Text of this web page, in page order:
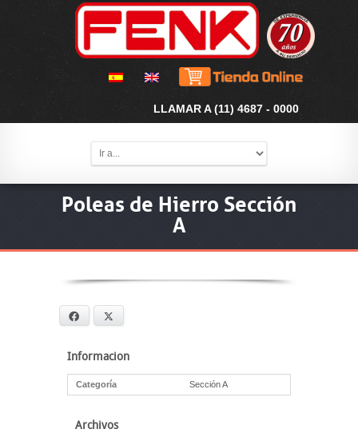
LLAMAR A (11) 4687 - 0000
Poleas de Hierro Sección
A
Facebook
Informacion
Categoría Sección A
Archivos